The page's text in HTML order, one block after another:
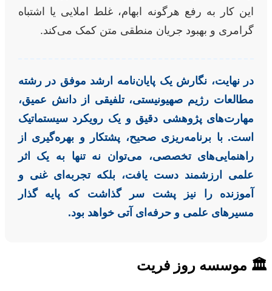
این کار به رفع هرگونه ابهام، غلط املایی یا اشتباه
گرامری و بهبود جریان منطقی متن کمک می‌کند.
در نهایت، نگارش یک پایان‌نامه ارشد موفق در رشته
مطالعات رژیم صهیونیستی، تلفیقی از دانش عمیق،
مهارت‌های پژوهشی دقیق و یک رویکرد سیستماتیک
است. با برنامه‌ریزی صحیح، پشتکار و بهره‌گیری از
راهنمایی‌های تخصصی، می‌توان نه تنها به یک اثر
علمی ارزشمند دست یافت، بلکه تجربه‌ای غنی و
آموزنده را نیز پشت سر گذاشت که پایه گذار
مسیرهای علمی و حرفه‌ای آتی خواهد بود.
🏛 موسسه روز فریت